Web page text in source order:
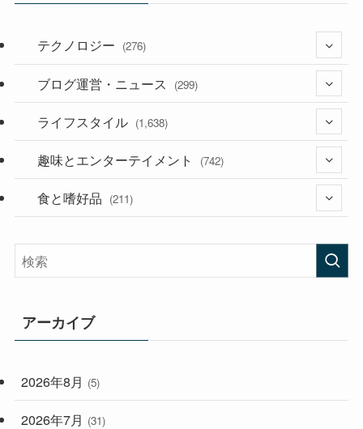
テクノロジー (276)
(36)
(187)
ブログ運営・ニュース (299)
(118)
(181)
ライフスタイル (1,638)
(394)
(282)
(33)
(248)
趣味とエンターテイメント (742)
(56)
食と嗜好品 (211)
アーカイブ
2026年8月 (5)
2026年7月 (31)